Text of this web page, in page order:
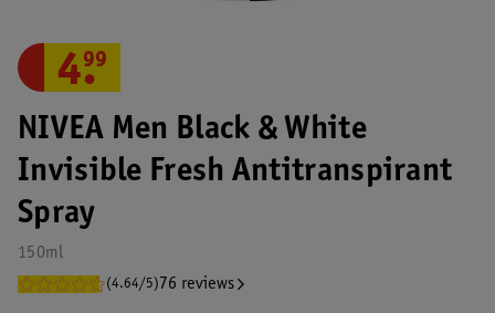
NIVEA Men Black & White
Invisible Fresh Antitranspirant
Spray
150ml
(4.64/5) 76 reviews
4.
99